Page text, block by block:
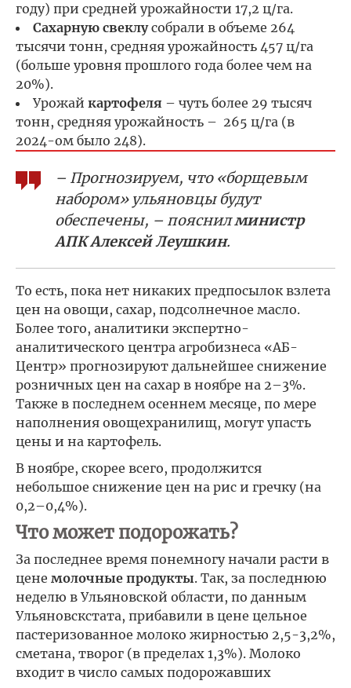
году) при средней урожайности 17,2 ц/га.
Сахарную свеклусобрали в объеме 264
тысячи тонн, средняя урожайность 457 ц/га
(больше уровня прошлого года более чем на
20%).
Урожай картофеля – чуть более 29 тысяч
тонн, средняя урожайность – 265 ц/га (в
2024-ом было 248).
– Прогнозируем, что «борщевым
набором» ульяновцы будут
обеспечены, – пояснилминистр
АПК Алексей Леушкин.
То есть, пока нет никаких предпосылок взлета
цен на овощи, сахар, подсолнечное масло.
Более того, аналитики экспертно-
аналитического центра агробизнеса «АБ-
Центр» прогнозируют дальнейшее снижение
розничных цен на сахар в ноябре на 2–3%.
Также в последнем осеннем месяце, по мере
наполнения овощехранилищ, могут упасть
цены и на картофель.
В ноябре, скорее всего, продолжится
небольшое снижение цен на рис и гречку (на
0,2–0,4%).
Что может подорожать?
За последнее время понемногу начали расти в
цене молочные продукты. Так, за последнюю
неделю в Ульяновской области, по данным
Ульяновскстата, прибавили в цене цельное
пастеризованное молоко жирностью 2,5-3,2%,
сметана, творог (в пределах 1,3%). Молоко
входит в число самых подорожавших